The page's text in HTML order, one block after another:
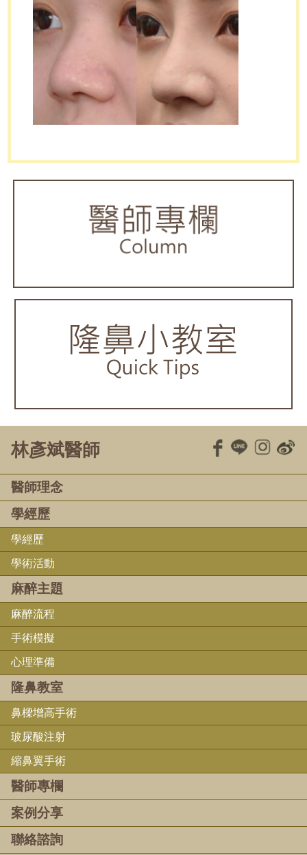
林彥斌醫師
醫師理念
學經歷
學經歷
學術活動
麻醉主題
麻醉流程
手術模擬
心理準備
隆鼻教室
鼻樑增高手術
玻尿酸注射
縮鼻翼手術
醫師專欄
案例分享
聯絡諮詢